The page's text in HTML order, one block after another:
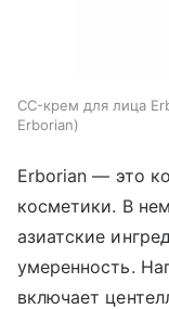
CC-крем для лица
Erborian
Erborian — это
косметики. В
азиатские
умеренность.
включает